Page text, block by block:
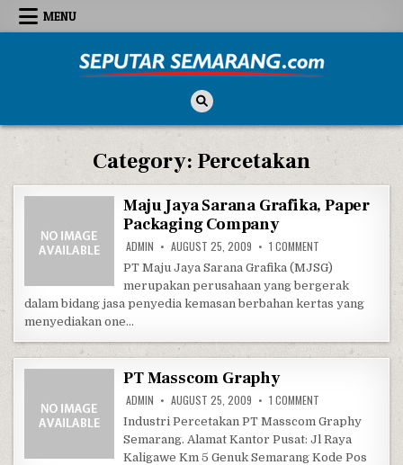
Skip to content
MENU
Category: Percetakan
Maju Jaya Sarana Grafika, Paper
Packaging Company
ADMIN AUGUST 25, 2009 1 COMMENT
PT Maju Jaya Sarana Grafika (MJSG)
merupakan perusahaan yang bergerak
dalam bidang jasa penyedia kemasan berbahan kertas yang
menyediakan one…
PT Masscom Graphy
ADMIN AUGUST 25, 2009 1 COMMENT
Industri Percetakan PT Masscom Graphy
Semarang. Alamat Kantor Pusat: Jl Raya
Kaligawe Km 5 Genuk Semarang Kode Pos